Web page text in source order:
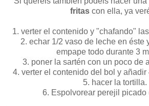
fritas con ella, ya
1. verter el contenido y "chafando"
2. echar 1/2 vaso de leche en éste
empape todo durante 3
3. poner la sartén con un poco de
4. verter el contenido del bol y
5. hacer la tortilla.
6. Espolvorear perejil picado